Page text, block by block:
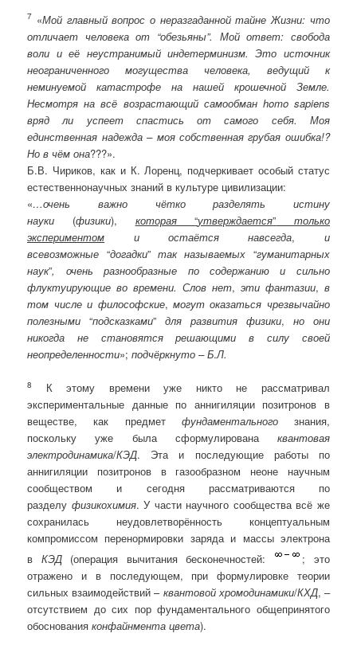
7 «Мой главный вопрос о неразгаданной тайне Жизни: что
отличает человека от “обезьяны”. Мой ответ: свобода
воли и её неустранимый индетерминизм. Это источник
неограниченного могущества человека, ведущий к
неминуемой катастрофе на нашей крошечной Земле.
Несмотря на всё возрастающий самообман homo sapiens
вряд ли успеет спастись от самого себя. Моя
единственная надежда – моя собственная грубая ошибка!?
Но в чём она???».
Б.В. Чириков, как и К. Лоренц, подчеркивает особый статус
естественнонаучных знаний в культуре цивилизации:
«…очень важно чётко разделять истину
науки (физики), которая“утверждается” только
экспериментом и остаётся навсегда, и
всевозможные “догадки”так называемых “гуманитарных
наук”, очень разнообразные по содержанию и сильно
флуктуирующие во времени. Слов нет, эти фантазии, в
том числе и философские, могут оказаться чрезвычайно
полезными“подсказками” для развития физики, но они
никогда не становятся решающими в силу своей
неопределенности»;подчёркнуто – Б.Л.
8
К этому времени уже никто не рассматривал
экспериментальные данные по аннигиляции позитронов в
веществе, как предмет фундаментальногознания,
поскольку уже была сформулирована квантовая
электродинамика/КЭД. Эта и последующие работы по
аннигиляции позитронов в газообразном неоне научным
сообществом и сегодня рассматриваются по
разделу физикохимия. У части научного сообщества всё же
сохранилась неудовлетворённость концептуальным
компромиссом перенормировки заряда и массы электрона
в КЭД (операция вычитания бесконечностей:
; это
отражено и в последующем, при формулировке теории
сильных взаимодействий – квантовой хромодинамики/КХД, –
отсутствием до сих пор фундаментального общепринятого
обоснованияконфайнмента цвета).